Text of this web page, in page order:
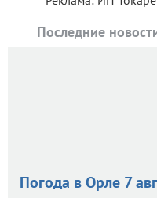
Последние
Погода в Орле 7